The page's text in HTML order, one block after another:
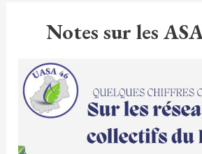
Notes sur les